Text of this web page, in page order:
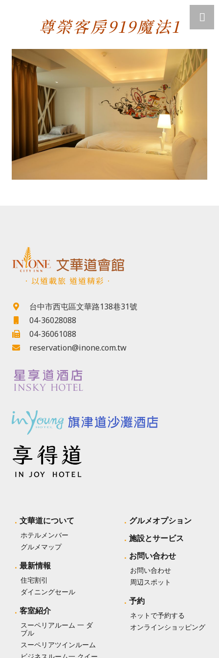
尊榮客房919魔法1
．以道載旅 道道精彩．
台中市西屯區文華路138巷31號
04-36028088
04-36061088
reservation@inone.com.tw
文華道について
ホテルメンバー
グルメマップ
最新情報
住宅割引
ダイニングセール
客室紹介
スーペリアルーム 一 ダ
ブル
スーペリアツインルーム
グルメオプション
施設とサービス
お問い合わせ
お問い合わせ
周辺スポット
予約
ネットで予約する
オンラインショッピング